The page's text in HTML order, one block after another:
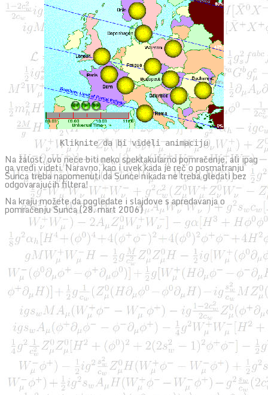
Kliknite da bi videli animaciju
Na žalost, ovo neće biti neko spektakularno pomračenje, ali ipag
ga vredi videti. Naravno, kao i uvek kada je reč o posmatranju
Sunca treba napomenuti da Sunce nikada ne treba gledati bez
odgovarajućih filtera!
Na kraju možete da pogledate i slajdove s apredavanja o
pomračenju Sunca (28. mart 2006)